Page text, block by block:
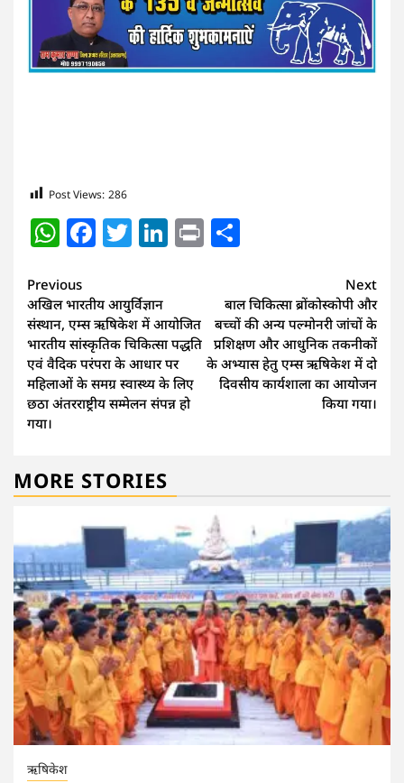
Post Views: 286
WhatsApp
Facebook
Twitter
LinkedIn
Print
Continue
Reading
Previous
अखिल भारतीय आयुर्विज्ञान
संस्थान, एम्स ऋषिकेश में आयोजित
भारतीय सांस्कृतिक चिकित्सा पद्धति
एवं वैदिक परंपरा के आधार पर
महिलाओं के समग्र स्वास्थ्य के लिए
छठा अंतरराष्ट्रीय सम्मेलन संपन्न हो
गया।
Next
बाल चिकित्सा ब्रोंकोस्कोपी और
बच्चों की अन्य पल्मोनरी जांचों के
प्रशिक्षण और आधुनिक तकनीकों
के अभ्यास हेतु एम्स ऋषिकेश में दो
दिवसीय कार्यशाला का आयोजन
किया गया।
MORE STORIES
ऋषिकेश